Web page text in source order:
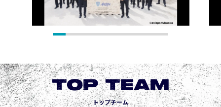
TOP TEAM
トップチーム